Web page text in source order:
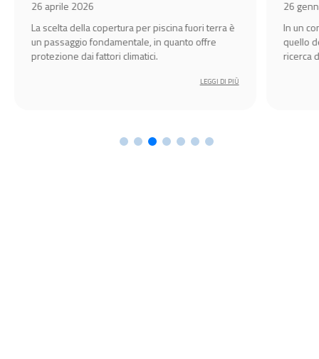
26 aprile 2026
La scelta della copertura per piscina fuori terra è
un passaggio fondamentale, in quanto offre
protezione dai fattori climatici.
LEGGI DI PIÙ
26
In un
quello
ricerca